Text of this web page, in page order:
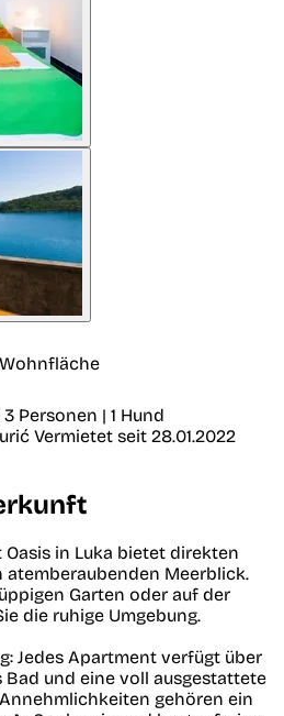
3 Personen | 1 Hund
Vermietet seit 28.01.2022
in Luka bietet direkten
atemberaubenden Meerblick.
Garten oder auf der
die ruhige Umgebung.
Jedes Apartment verfügt über
Bad und eine voll ausgestattete
gehören ein